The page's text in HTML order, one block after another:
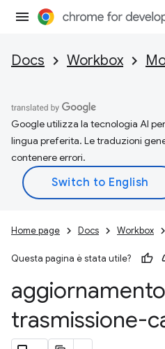
Docs Workbox
Google utilizza la tecnologia AI
lingua preferita. Le traduzioni
contenere errori.
Home page Docs Workbox
Questa pagina è stata utile?
trasmissione-